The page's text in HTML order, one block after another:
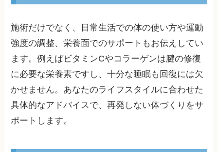
施術だけでなく、日常生活での体の使い方や運動
強度の調整、栄養面でのサポートもお伝えしてい
ます。例えばビタミンCやコラーゲンは腱の修復
に必要な栄養素ですし、十分な睡眠も回復には欠
かせません。あなたのライフスタイルに合わせた
具体的なアドバイスで、再発しない体づくりをサ
ポートします。